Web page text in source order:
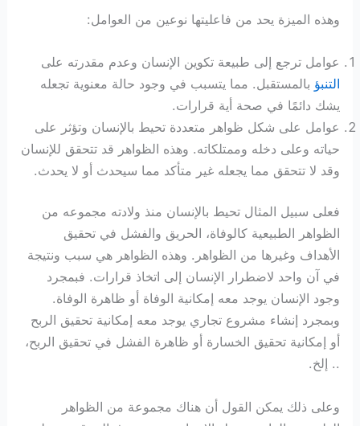
وهذه الميزة يحد من فاعليتها نوعين من العوامل:
عوامل ترجع إلى طبيعة تكوين الإنسان وعدم مقدرته على
التنبؤ بالمستقبل. مما يتسبب في وجود حالة معنوية تجعله
يشك دائمًا في صحة أية قرارات.
عوامل على شكل ظواهر متعددة تحيط بالإنسان وتؤثر على
حياته وعلى دخله وممتلكاته. وهذه الظواهر قد تتحقق للإنسان
وقد لا تتحقق مما يجعله غير متأكد مما سيحدث أو لا يحدث.
فعلى سبيل المثال تحيط بالإنسان منذ ولادته مجموعه من
الظواهر الطبيعية كالوفاة، الحريق والفشل في تحقيق
الأهداف وغيرها من الظواهر. وهذه الظواهر هي سبب ونتيجة
في آن واحد لاضطرار الإنسان إلى اتخاذ قرارات. فبمجرد
وجود الإنسان يوجد معه إمكانية الوفاة أو ظاهرة الوفاة.
وبمجرد إنشاء مشروع تجاري يوجد معه إمكانية تحقيق الربح
أو إمكانية تحقيق الخسارة أو ظاهرة الفشل في تحقيق الربح،
.. إلخ.
وعلى ذلك يمكن القول أن هناك مجموعة من الظواهر